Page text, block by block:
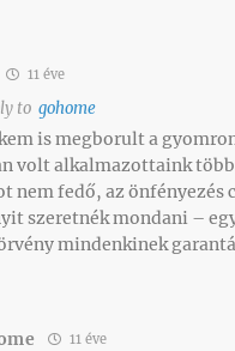
11 éve
togohome
is megborult a
volt alkalmazottaink
nem fedő, az
szeretnék mondani –
mindenkinek
11 éve